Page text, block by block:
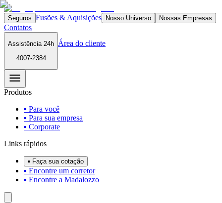
Seguros Fusões & Aquisições Nosso Universo Nossas Empresas
Contatos
Assistência 24h
4007-2384
Área do cliente
Produtos
▪ Para você
▪ Para sua empresa
▪ Corporate
Links rápidos
▪ Faça sua cotação
▪ Encontre um corretor
▪ Encontre a Madalozzo